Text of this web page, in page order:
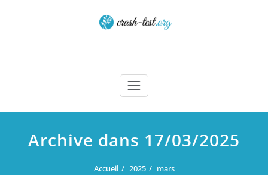
Archive dans 17/03/2025
Accueil 2025 mars